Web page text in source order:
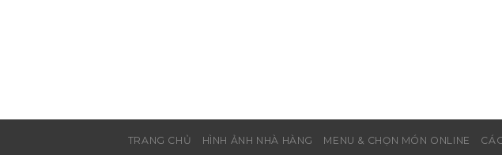
TRANG CHỦ HÌNH ẢNH NHÀ HÀNG MENU & CHỌN MÓN ONLINE